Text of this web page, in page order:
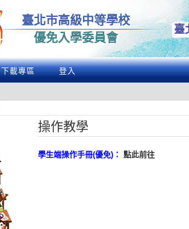
臺北市高級中等學校
優免入學委員會
臺
下載專區 登入
操作教學
學生端操作手冊(優免)： 點此前往